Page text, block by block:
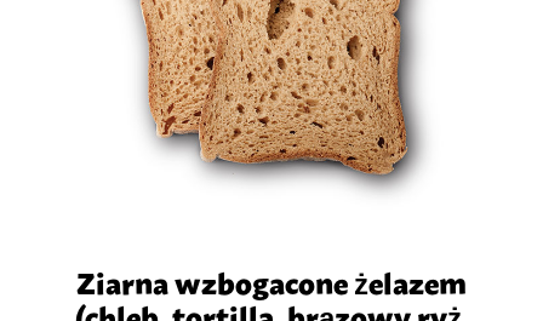
Ziarna wzbogacone żelazem